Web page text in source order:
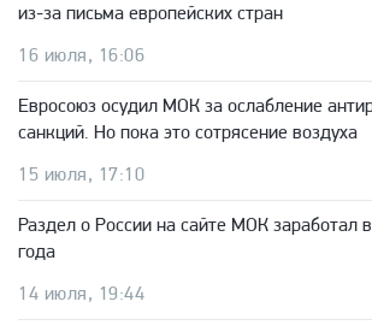
из-за письма европейских стран
16 июля, 16:06
Евросоюз осудил МОК за ослабление
санкций. Но пока это сотрясение воздуха
15 июля, 17:10
Раздел о России на сайте МОК заработал
года
14 июля, 19:44